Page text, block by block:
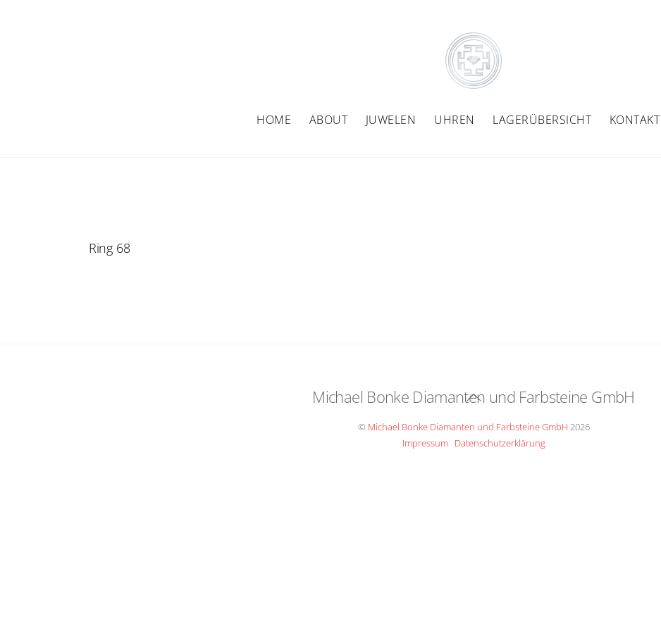
HOME ABOUT JUWELEN UHREN LAGERÜBERSICHT KONTAKT
Ring 68
Back
Top
Michael Bonke Diamanten und Farbsteine GmbH
© Michael Bonke Diamanten und Farbsteine GmbH 2026
Impressum Datenschutzerklärung